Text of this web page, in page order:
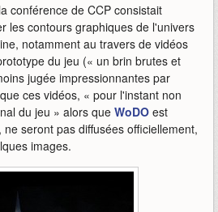
conférence de CCP consistait
les contours graphiques de l'univers
notamment au travers de vidéos
du jeu (« un brin brutes et
jugée impressionnantes par
ces vidéos, « pour l'instant non
du jeu » alors que WoDO est
seront pas diffusées officiellement,
images.